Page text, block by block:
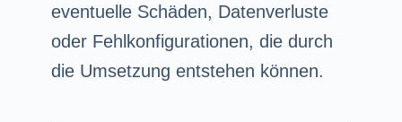
eventuelle Schäden, Datenverluste
oder Fehlkonfigurationen, die durch
die Umsetzung entstehen können.